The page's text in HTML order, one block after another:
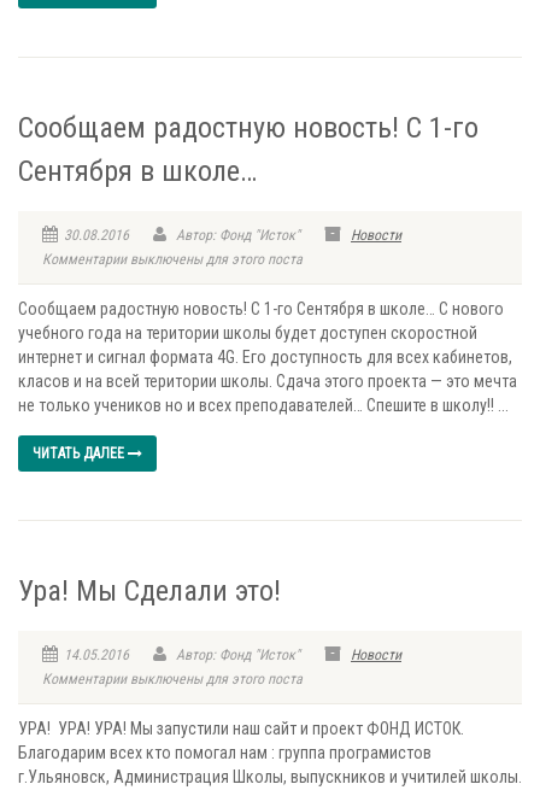
Сообщаем радостную новость! С 1-го
Сентября в школе…
30.08.2016 Автор: Фонд "Исток"
Новости
Комментарии выключены для этого поста
Сообщаем радостную новость! С 1-го Сентября в школе… С нового
учебного года на територии школы будет доступен скоростной
интернет и сигнал формата 4G. Его доступность для всех кабинетов,
класов и на всей територии школы. Сдача этого проекта — это мечта
не только учеников но и всех преподавателей… Спешите в школу!! ...
ЧИТАТЬ ДАЛЕЕ
Ура! Мы Сделали это!
14.05.2016 Автор: Фонд "Исток"
Новости
Комментарии выключены для этого поста
УРА! УРА! УРА! Мы запустили наш сайт и проект ФОНД ИСТОК.
Благодарим всех кто помогал нам : группа програмистов
г.Ульяновск, Администрация Школы, выпускников и учитилей школы.